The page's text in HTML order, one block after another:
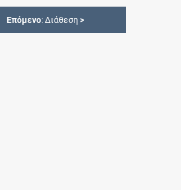
Επόμενο: Διάθεση >